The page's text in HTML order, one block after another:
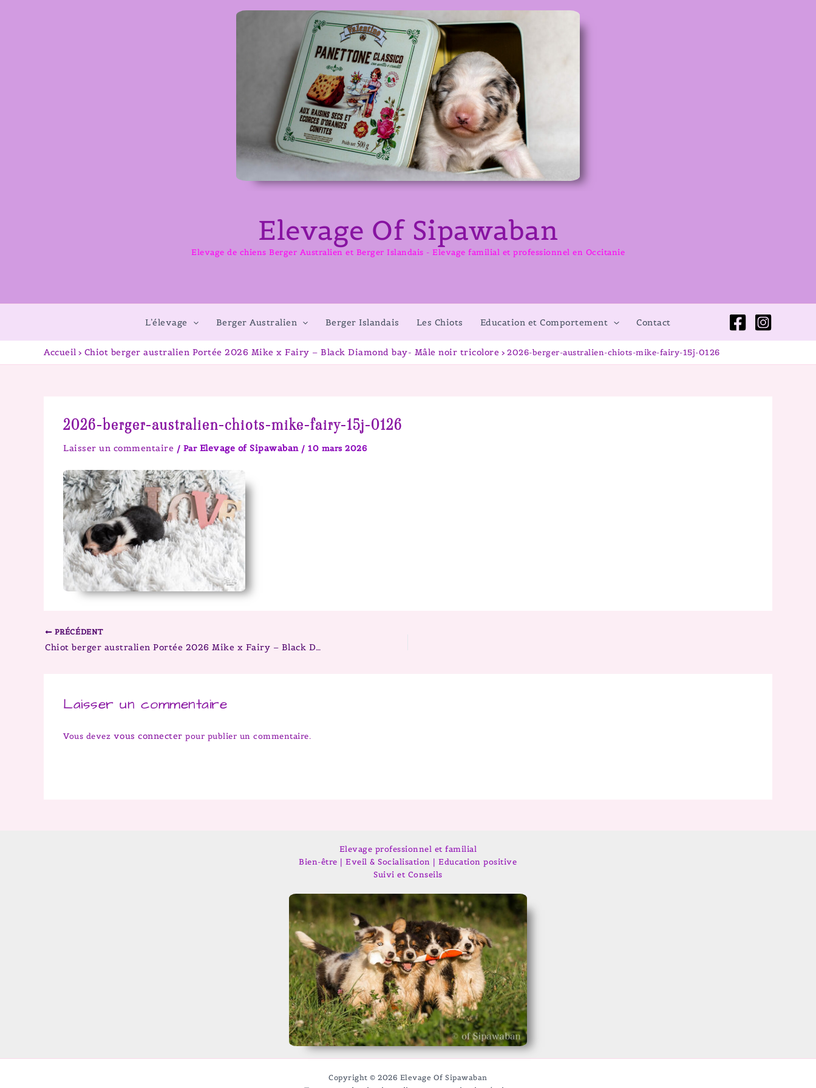
Elevage Of Sipawaban
Elevage de chiens Berger Australien et Berger Islandais - Elevage familial et professionnel en Occitanie
L’élevage Berger Australien Berger Islandais Les Chiots Education et Comportement Contact
Accueil Chiot berger australien Portée 2026 Mike x Fairy – Black Diamond bay- Mâle noir tricolore 2026-berger-australien-chiots-mike-fairy-15j-0126
2026-berger-australien-chiots-mike-fairy-15j-0126
Laisser un commentaire / Par Elevage of Sipawaban / 10 mars 2026
PRÉCÉDENT
Chiot berger australien Portée 2026 Mike x Fairy – Black Diamond bay- Mâle noir tricolore
Laisser un commentaire
Vous devez vous connecter pour publier un commentaire.
Elevage professionnel et familial
Bien-être | Eveil & Socialisation | Education positive
Suivi et Conseils
Copyright © 2026 Elevage Of Sipawaban